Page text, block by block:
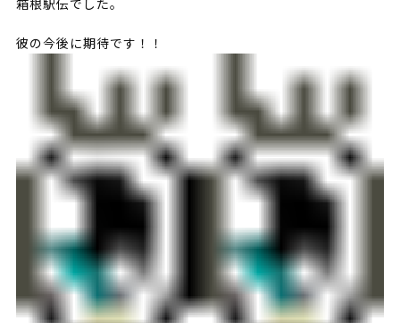
箱根駅伝でした。
彼の今後に期待です！！